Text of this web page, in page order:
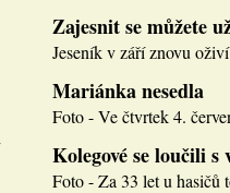
Zajesnit se můžete
Jeseník v září znovu
Mariánka nesedla
Foto - Ve čtvrtek 4.
Kolegové se loučili s
Foto - Za 33 let u hasičů